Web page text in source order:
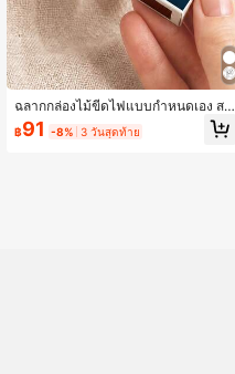
ฉลากกล่องไม้ขีดไฟแบบกำหนดเอง สติ
กเกอร์ส่วนบุคคลสำหรับงานแต่งงาน ข
องชำร่วยงาน ตกแต่งงานแต่งงานแบบ
฿91 -8% 3 วันสุดท้าย